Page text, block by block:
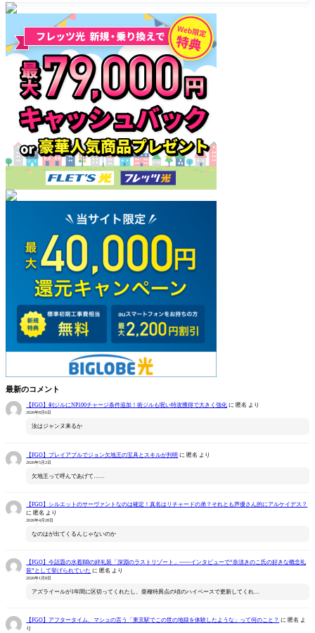
を
検
最新のコメント
【FGO】剣ジルにNP100チャージ条件追加！術ジルも呪い特攻獲得で大きく強化 に 匿名 より
2026年8月6日
汝はジャンヌ来るか
【FGO】プレイアブルでジョン欠地王の宝具とスキルが判明 に匿名 より
2026年5月2日
欠地王って呼んであげて……
【FGO】シルエットのサーヴァントなのは確定！真名はリチャードの弟？それとも声優さん的にアルケイデス？
に 匿名 より
2026年4月28日
なのはが出てくるんじゃないのか
【FGO】今話題の水着BBの絆礼装「深淵のラストリゾート」――インタビューで“奈須きのこ氏の好きな概念礼
装”として挙げられていた に 匿名 より
2026年1月8日
アズライールが1年間に区切ってくれたし、亜種特異点の頃のハイペースで更新してくれ…
【FGO】アフタータイム、マシュの言う「東京駅でこの世の地獄を体験したような」って何のこと？ に 匿名 よ
り